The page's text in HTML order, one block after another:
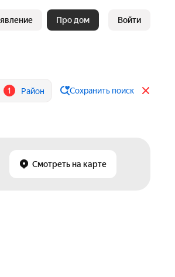
Про дом Войти
1 Район Сохранить поиск
Смотреть на карте